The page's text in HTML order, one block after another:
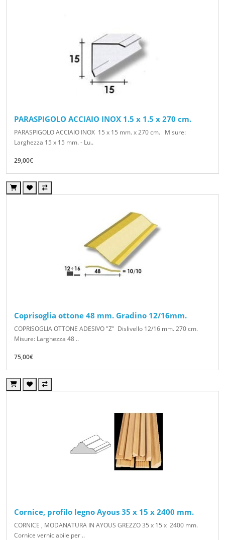
PARASPIGOLO ACCIAIO INOX 1.5 x 1.5 x 270 cm.
PARASPIGOLO ACCIAIO INOX 15 x 15 mm. x 270 cm. Misure:
Larghezza 15 x 15 mm. - Lu..
29,00€
Coprisoglia ottone 48 mm. Gradino 12/16mm.
COPRISOGLIA OTTONE ADESIVO "Z" Dislivello 12/16 mm. 270 cm.
Misure: Larghezza 48 ..
75,00€
Cornice, profilo legno Ayous 35 x 15 x 2400 mm.
CORNICE , MODANATURA IN AYOUS GREZZO 35 x 15 x 2400 mm.
Cornice verniciabile per ..